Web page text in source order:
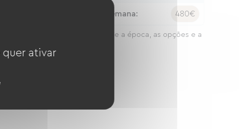
Semana: 480€
Os preços podem variar consoante a época, as opções e a
quer ativar